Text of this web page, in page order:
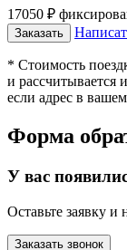
17050 ₽
Заказать
* Стоимость
и рассчитывается
если адрес в вашем
Форма
У вас
Оставьте заявку и
Заказать звонок